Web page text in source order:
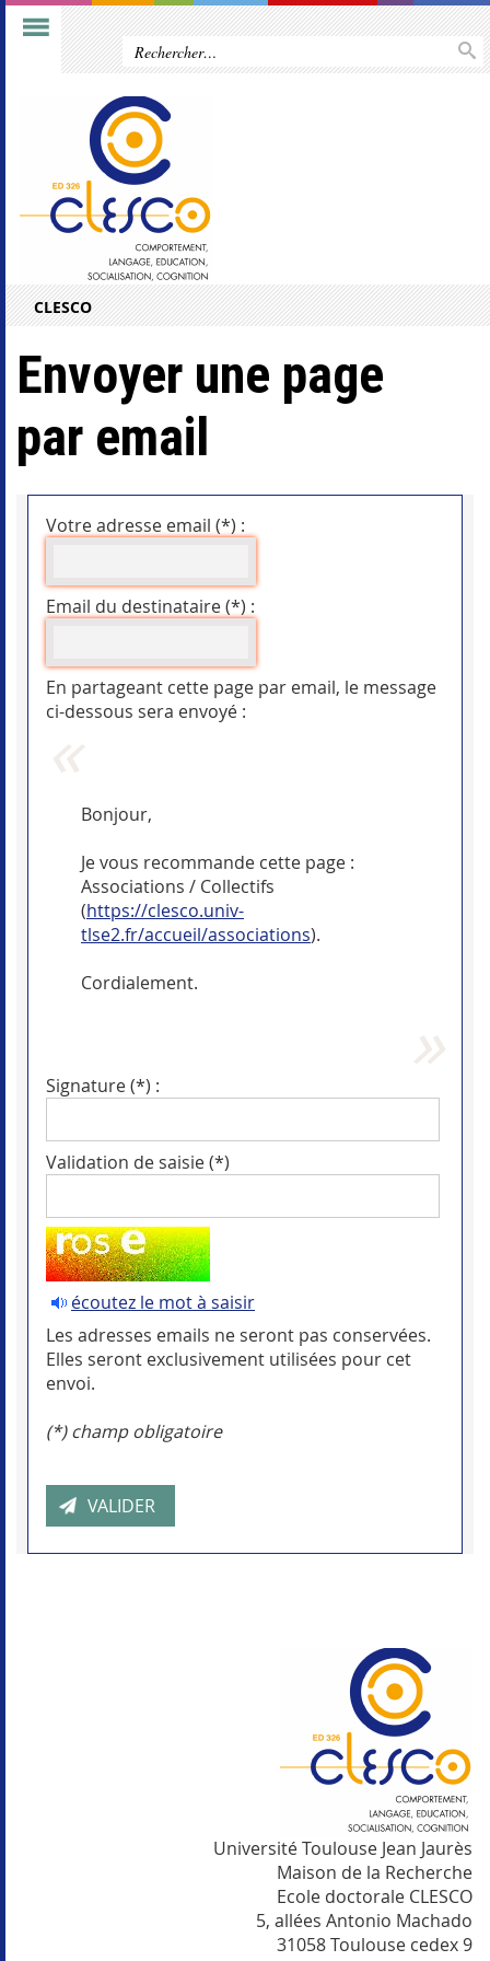
CLESCO
Envoyer une page
par email
Votre adresse email (*) :
Email du destinataire (*) :
En partageant cette page par email, le message
ci-dessous sera envoyé :
Bonjour,
Je vous recommande cette page :
Associations / Collectifs
(https://clesco.univ-
tlse2.fr/accueil/associations).
Cordialement.
Signature (*) :
Validation de saisie (*)
écoutez le mot à saisir
Les adresses emails ne seront pas conservées.
Elles seront exclusivement utilisées pour cet
envoi.
(*) champ obligatoire
Université Toulouse Jean Jaurès
Maison de la Recherche
Ecole doctorale CLESCO
5, allées Antonio Machado
31058 Toulouse cedex 9